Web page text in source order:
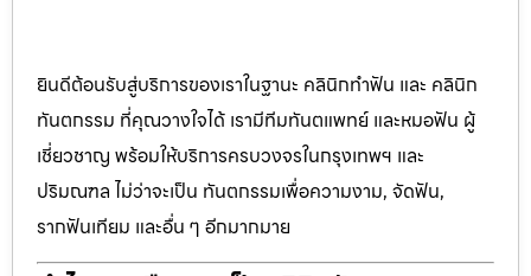
ยินดีต้อนรับสู่บริการของเราในฐานะ คลินิกทำฟัน และ คลินิก
ทันตกรรม ที่คุณวางใจได้ เรามีทีมทันตแพทย์ และหมอฟัน ผู้
เชี่ยวชาญ พร้อมให้บริการครบวงจรในกรุงเทพฯ และ
ปริมณฑล ไม่ว่าจะเป็น ทันตกรรมเพื่อความงาม, จัดฟัน,
รากฟันเทียม และอื่น ๆ อีกมากมาย